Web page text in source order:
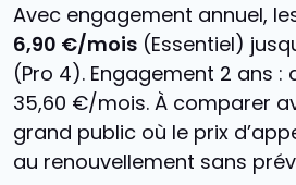
Avec engagement annuel,
6,90 €/mois (Essentiel)
(Pro 4). Engagement 2 ans
35,60 €/mois. À comparer
grand public où le prix
au renouvellement sans